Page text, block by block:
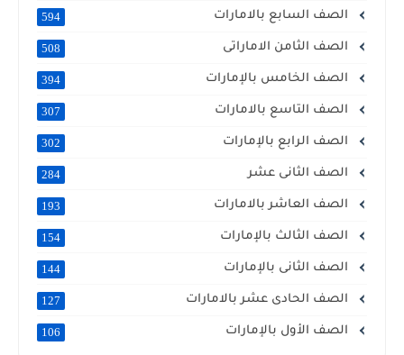
الصف السابع بالامارات
الصف الثامن الاماراتى
الصف الخامس بالإمارات
الصف التاسع بالامارات
الصف الرابع بالإمارات
الصف الثانى عشر
الصف العاشر بالامارات
الصف الثالث بالإمارات
الصف الثانى بالإمارات
الصف الحادى عشر بالامارات
الصف الأول بالإمارات